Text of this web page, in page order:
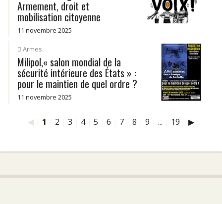
Armement, droit et
mobilisation citoyenne
11 novembre 2025
Armes
Milipol,« salon mondial de la
sécurité intérieure des États » :
pour le maintien de quel ordre ?
11 novembre 2025
◀| 1 2 3 4| 5 6 7 8 9 ... 19 ▶